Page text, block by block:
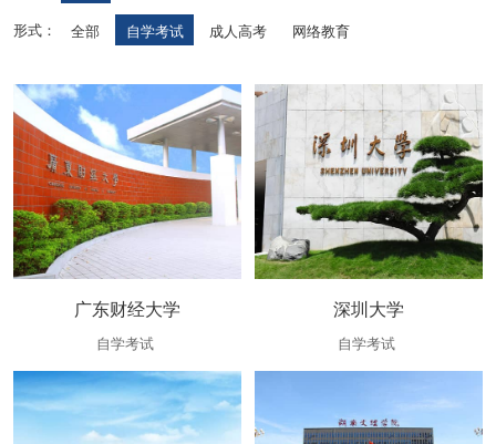
形式：
全部 自学考试 成人高考 网络教育
广东财经大学
自学考试
深圳大学
自学考试